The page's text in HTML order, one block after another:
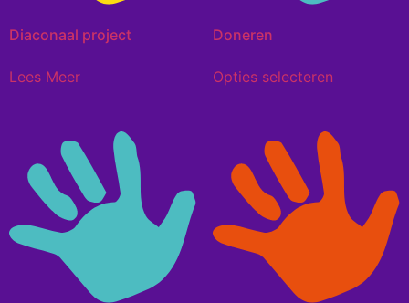
Diaconaal project
Lees Meer
Doneren
Opties selecteren